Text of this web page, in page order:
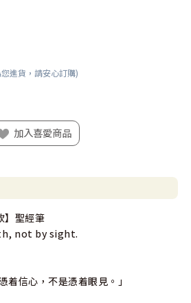
進貨，請安心訂購)
加入喜愛商品
】聖經筆
not by sight.
着信心，不是憑着眼見。」